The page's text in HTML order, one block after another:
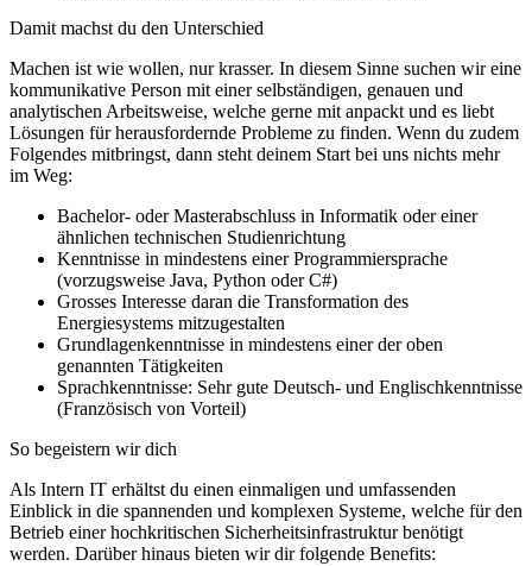
Damit machst du den Unterschied
Machen ist wie wollen, nur krasser. In diesem Sinne suchen wir eine
kommunikative Person mit einer selbständigen, genauen und
analytischen Arbeitsweise, welche gerne mit anpackt und es liebt
Lösungen für herausfordernde Probleme zu finden. Wenn du zudem
Folgendes mitbringst, dann steht deinem Start bei uns nichts mehr
im Weg:
Bachelor- oder Masterabschluss in Informatik oder einer
ähnlichen technischen Studienrichtung
Kenntnisse in mindestens einer Programmiersprache
(vorzugsweise Java, Python oder C#)
Grosses Interesse daran die Transformation des
Energiesystems mitzugestalten
Grundlagenkenntnisse in mindestens einer der oben
genannten Tätigkeiten
Sprachkenntnisse: Sehr gute Deutsch- und Englischkenntnisse
(Französisch von Vorteil)
So begeistern wir dich
Als Intern IT erhältst du einen einmaligen und umfassenden
Einblick in die spannenden und komplexen Systeme, welche für den
Betrieb einer hochkritischen Sicherheitsinfrastruktur benötigt
werden. Darüber hinaus bieten wir dir folgende Benefits: